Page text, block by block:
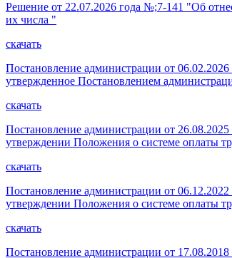
Решение от 22.07.2026 года №;7-141 "Об
их числа "
скачать
Постановление администрации от
утвержденное Постановлением
скачать
Постановление администрации от
утверждении Положения о системе оплаты
скачать
Постановление администрации от
утверждении Положения о системе оплаты
скачать
Постановление администрации от